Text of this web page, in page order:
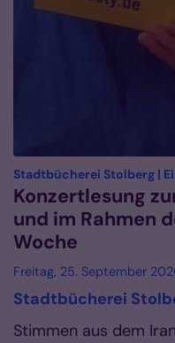
Stadtbücherei Stolberg |
Konzertlesung
und im Rahmen
Woche
Freitag, 25. September
Stadtbücherei
Stimmen aus dem